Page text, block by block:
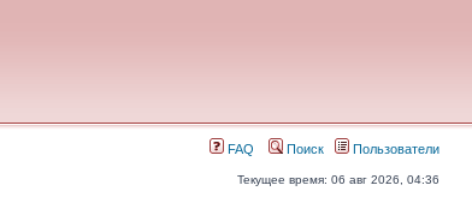
FAQ Поиск Пользователи
Текущее время: 06 авг 2026, 04:36